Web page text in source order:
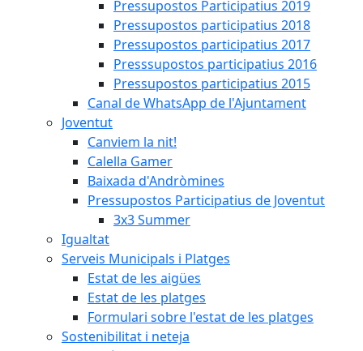
Pressupostos Participatius 2019
Pressupostos participatius 2018
Pressupostos participatius 2017
Presssupostos participatius 2016
Pressupostos participatius 2015
Canal de WhatsApp de l'Ajuntament
Joventut
Canviem la nit!
Calella Gamer
Baixada d'Andròmines
Pressupostos Participatius de Joventut
3x3 Summer
Igualtat
Serveis Municipals i Platges
Estat de les aigües
Estat de les platges
Formulari sobre l'estat de les platges
Sostenibilitat i neteja